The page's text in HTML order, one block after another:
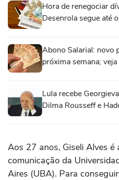
Hora de renegociar
Desenrola segue até
Abono Salarial: novo
próxima semana;
Lula recebe
Dilma Rousseff e
Aos 27 anos, Giseli Alves é
comunicação da
Aires (UBA). Para